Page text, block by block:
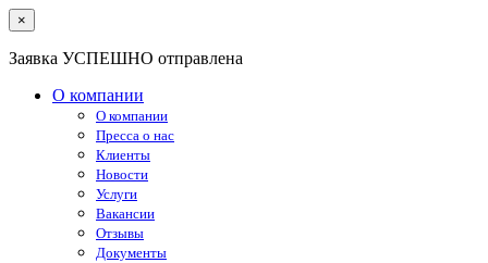
×
Заявка УСПЕШНО отправлена
О компании
О компании
Пресса о нас
Клиенты
Новости
Услуги
Вакансии
Отзывы
Документы